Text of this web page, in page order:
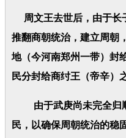
周文王去世后，由于长
推翻商朝统治，建立周朝
地（今河南郑州一带）封
民分封给商纣王（帝辛）
由于武庚尚未完全归顺
民，以确保周朝统治的稳